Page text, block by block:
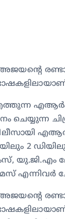
രണ്ടാം
ചെയ്യുന്ന
2
എന്നിവർ
രണ്ടാം